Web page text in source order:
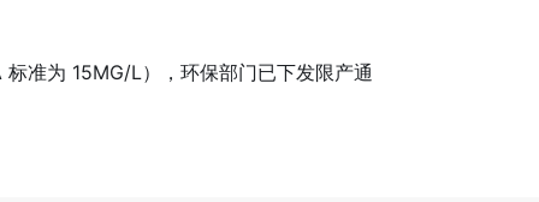
准为 15MG/L），环保部门已下发限产通